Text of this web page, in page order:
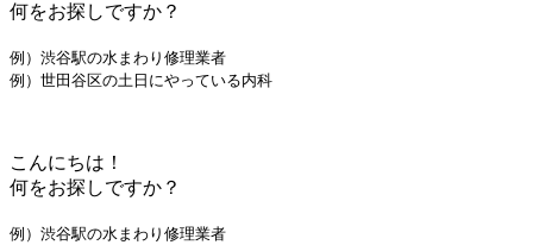
何をお探しですか？
例）渋谷駅の水まわり修理業者
例）世田谷区の土日にやっている内科
こんにちは！
何をお探しですか？
例）渋谷駅の水まわり修理業者